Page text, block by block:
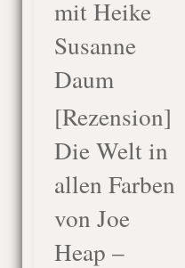
mit Heike
Susanne
Daum
[Rezension]
Die Welt in
allen Farben
von Joe
Heap –